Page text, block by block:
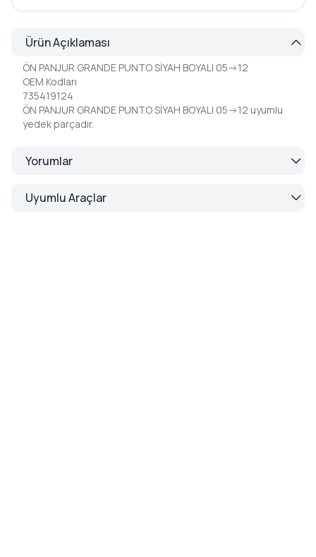
Ürün Açıklaması
ÖN PANJUR GRANDE PUNTO SİYAH BOYALI 05->12
OEM Kodları
735419124
ÖN PANJUR GRANDE PUNTO SİYAH BOYALI 05->12 uyumlu
yedek parçadır.
Yorumlar
Uyumlu Araçlar